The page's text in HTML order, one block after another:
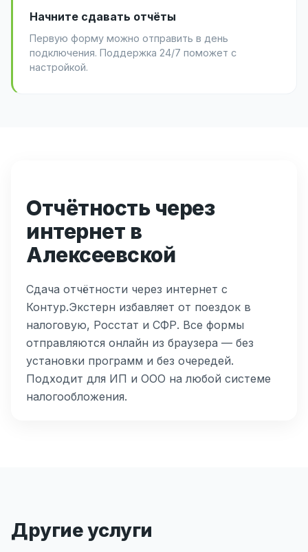
Начните сдавать отчёты
Первую форму можно отправить в день
подключения. Поддержка 24/7 поможет с
настройкой.
Отчётность через
интернет в
Алексеевской
Сдача отчётности через интернет с
Контур.Экстерн избавляет от поездок в
налоговую, Росстат и СФР. Все формы
отправляются онлайн из браузера — без
установки программ и без очередей.
Подходит для ИП и ООО на любой системе
налогообложения.
Другие услуги